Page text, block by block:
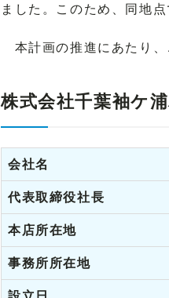
ました。このため、同地
本計画の推進にあたり、
株式会社千葉袖ケ
会社名
代表取締役社長
本店所在地
事務所所在地